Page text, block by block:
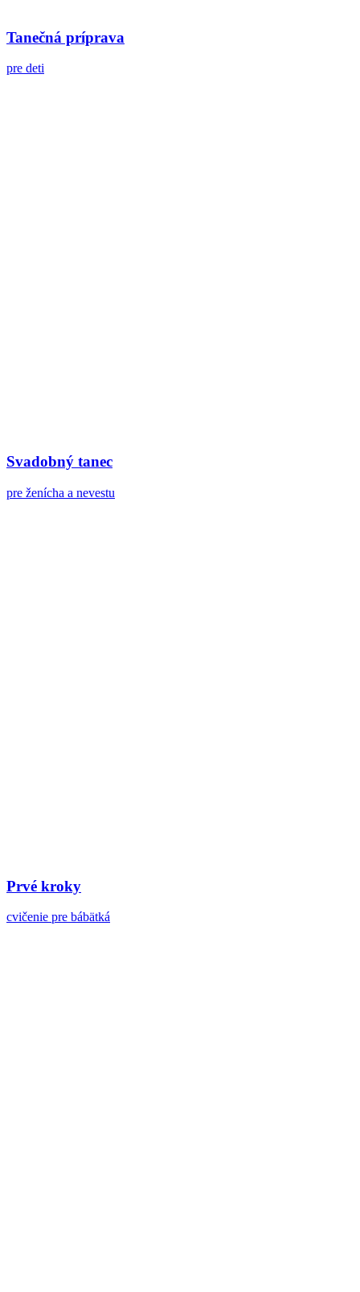
Tanečná príprava
pre deti
Svadobný tanec
pre ženícha a nevestu
Prvé kroky
cvičenie pre bábätká